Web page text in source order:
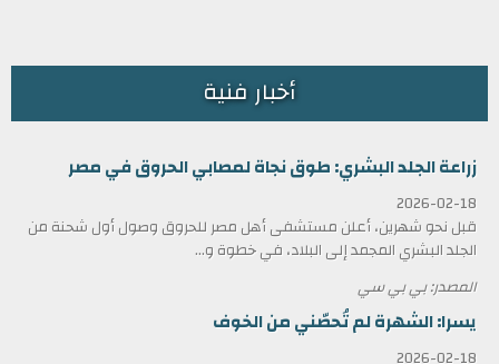
أخبار فنية
زراعة الجلد البشري: طوق نجاة لمصابي الحروق في مصر
2026-02-18
قبل نحو شهرين، أعلن مستشفى أهل مصر للحروق وصول أول شحنة من
الجلد البشري المجمد إلى البلاد، في خطوة و...
المصدر: بي بي سي
يسرا: الشهرة لم تُحصّني من الخوف
2026-02-18